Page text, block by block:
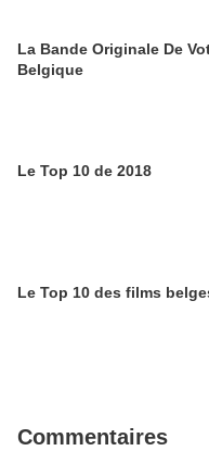
La Bande Originale De
Belgique
Le Top 10 de 2018
Le Top 10 des films
Commentaires